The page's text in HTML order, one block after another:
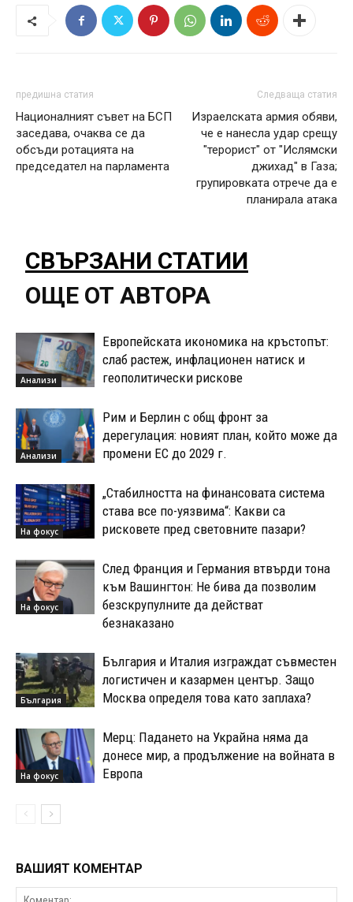
предишна статия
Националният съвет на БСП
заседава, очаква се да
обсъди ротацията на
председател на парламента
Следваща статия
Израелската армия обяви,
че е нанесла удар срещу
"терорист" от "Ислямски
джихад" в Газа;
групировката отрече да е
планирала атака
СВЪРЗАНИ СТАТИИ
ОЩЕ ОТ АВТОРА
Анализи
Европейската икономика на кръстопът:
слаб растеж, инфлационен натиск и
геополитически рискове
Анализи
Рим и Берлин с общ фронт за
дерегулация: новият план, който може да
промени ЕС до 2029 г.
На фокус
„Стабилността на финансовата система
става все по-уязвима“: Какви са
рисковете пред световните пазари?
На фокус
След Франция и Германия втвърди тона
към Вашингтон: Не бива да позволим
безскрупулните да действат
безнаказано
България
България и Италия изграждат съвместен
логистичен и казармен център. Защо
Москва определя това като заплаха?
На фокус
Мерц: Падането на Украйна няма да
донесе мир, а продължение на войната в
Европа
ВАШИЯТ КОМЕНТАР